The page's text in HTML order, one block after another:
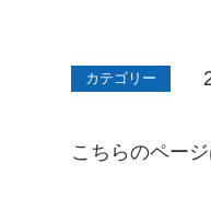
カテゴリー
こちらのペー